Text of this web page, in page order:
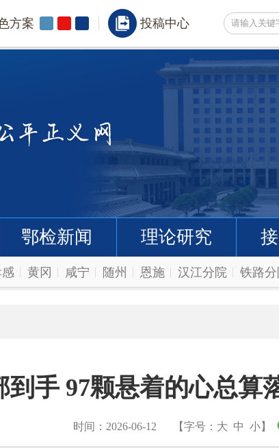
方案 投稿中心
鄂检新闻 理论研究
黄冈 咸宁 随州 恩施 汉江分院 铁路
到手 97颗悬着的心总算
【字号： 大 中 小】
时间：2026-06-12